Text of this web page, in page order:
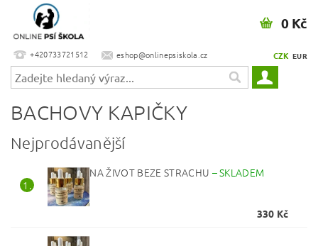
+420733721512 eshop@onlinepsiskola.cz CZK EUR
0 Kč
BACHOVY KAPIČKY
Nejprodávanější
1.
NA ŽIVOT BEZE STRACHU –SKLADEM
330 Kč